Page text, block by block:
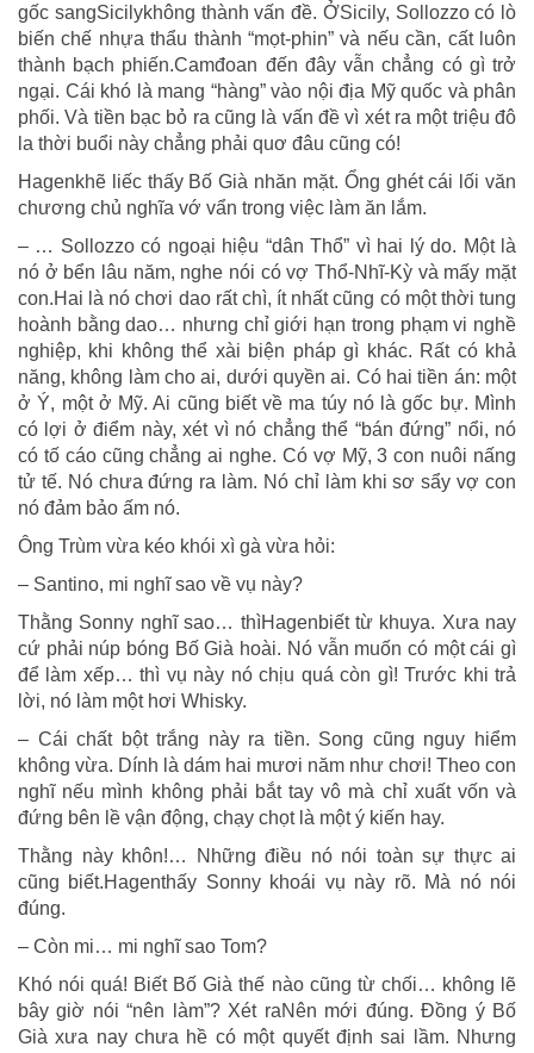
gốc sangSicilykhông thành vấn đề. ỞSicily, Sollozzo có lò
biến chế nhựa thẩu thành “mọt-phin” và nếu cần, cất luôn
thành bạch phiến.Camđoan đến đây vẫn chẳng có gì trở
ngại. Cái khó là mang “hàng” vào nội địa Mỹ quốc và phân
phối. Và tiền bạc bỏ ra cũng là vấn đề vì xét ra một triệu đô
la thời buổi này chẳng phải quơ đâu cũng có!
Hagenkhẽ liếc thấy Bố Già nhăn mặt. Ổng ghét cái lối văn
chương chủ nghĩa vớ vẩn trong việc làm ăn lắm.
– … Sollozzo có ngoại hiệu “dân Thổ” vì hai lý do. Một là
nó ở bển lâu năm, nghe nói có vợ Thổ-Nhĩ-Kỳ và mấy mặt
con.Hai là nó chơi dao rất chì, ít nhất cũng có một thời tung
hoành bằng dao… nhưng chỉ giới hạn trong phạm vi nghề
nghiệp, khi không thể xài biện pháp gì khác. Rất có khả
năng, không làm cho ai, dưới quyền ai. Có hai tiền án: một
ở Ý, một ở Mỹ. Ai cũng biết về ma túy nó là gốc bự. Mình
có lợi ở điểm này, xét vì nó chẳng thể “bán đứng” nổi, nó
có tố cáo cũng chẳng ai nghe. Có vợ Mỹ, 3 con nuôi nấng
tử tế. Nó chưa đứng ra làm. Nó chỉ làm khi sơ sẩy vợ con
nó đảm bảo ấm nó.
Ông Trùm vừa kéo khói xì gà vừa hỏi:
– Santino, mi nghĩ sao về vụ này?
Thằng Sonny nghĩ sao… thìHagenbiết từ khuya. Xưa nay
cứ phải núp bóng Bố Già hoài. Nó vẫn muốn có một cái gì
để làm xếp… thì vụ này nó chịu quá còn gì! Trước khi trả
lời, nó làm một hơi Whisky.
– Cái chất bột trắng này ra tiền. Song cũng nguy hiểm
không vừa. Dính là dám hai mươi năm như chơi! Theo con
nghĩ nếu mình không phải bắt tay vô mà chỉ xuất vốn và
đứng bên lề vận động, chạy chọt là một ý kiến hay.
Thằng này khôn!… Những điều nó nói toàn sự thực ai
cũng biết.Hagenthấy Sonny khoái vụ này rõ. Mà nó nói
đúng.
– Còn mi… mi nghĩ sao Tom?
Khó nói quá! Biết Bố Già thế nào cũng từ chối… không lẽ
bây giờ nói “nên làm”? Xét raNên mới đúng. Đồng ý Bố
Già xưa nay chưa hề có một quyết định sai lầm. Nhưng